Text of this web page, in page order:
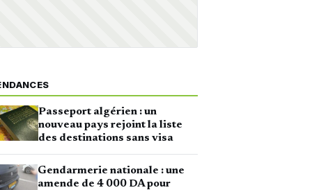
Passeport algérien : un
nouveau pays rejoint la liste
des destinations sans visa
Gendarmerie nationale : une
amende de 4 000 DA pour